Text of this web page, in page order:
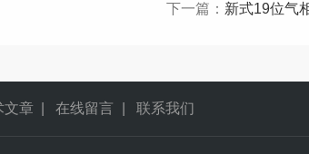
下一篇： 新式19位气
文章 在线留言 联系我们